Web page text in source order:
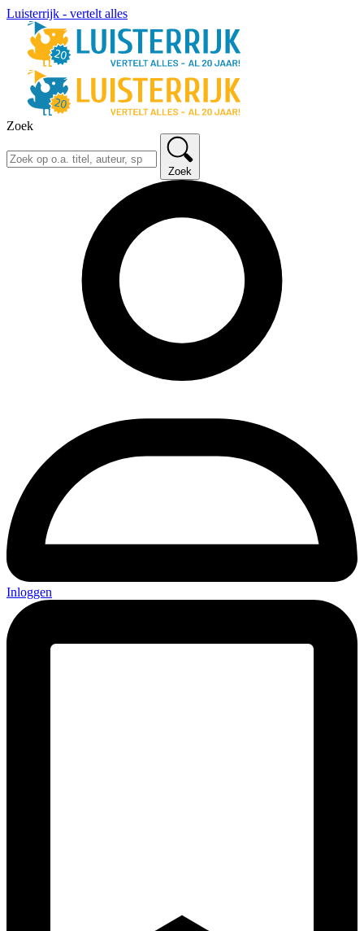
Luisterrijk - vertelt alles
Zoek
Zoek
Inloggen